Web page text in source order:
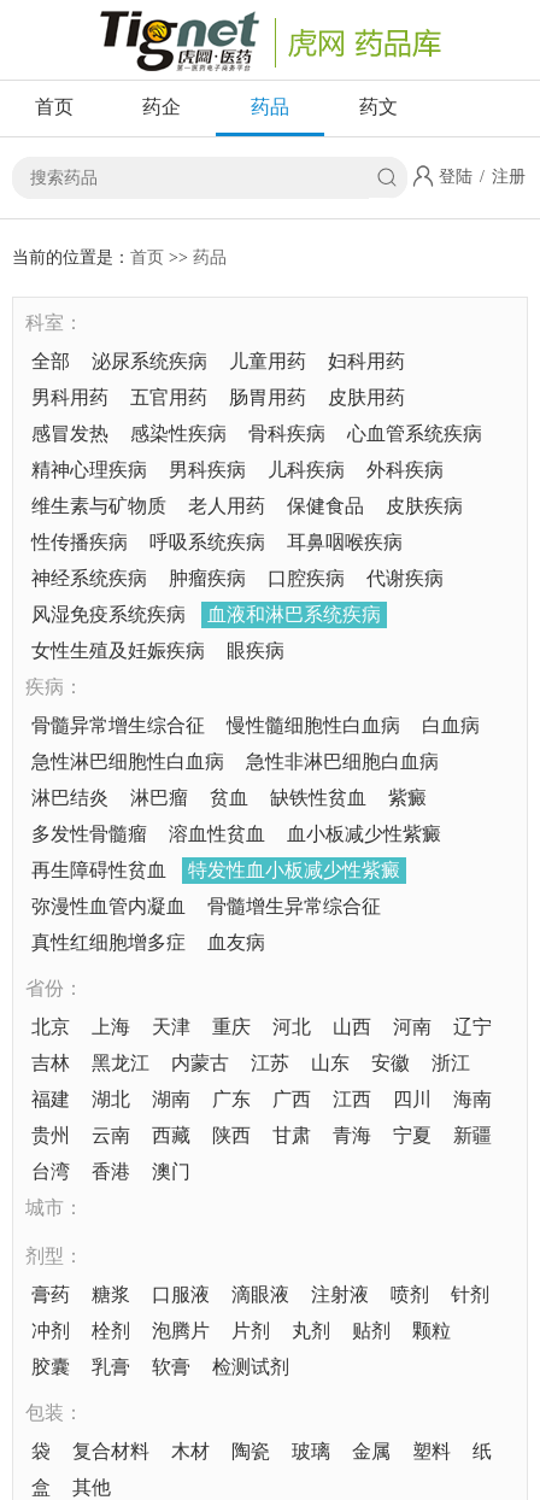
首页 药企 药品 药文
登陆 / 注册
当前的位置是： 首页 >> 药品
科室：
全部
泌尿系统疾病 儿童用药
妇科用药
男科用药
五官用药 肠胃用药
皮肤用药
感冒发热
感染性疾病 骨科疾病
心血管系统疾病
精神心理疾病
男科疾病 儿科疾病
外科疾病
维生素与矿物质
老人用药 保健食品
皮肤疾病
性传播疾病
呼吸系统疾病
耳鼻咽喉疾病
神经系统疾病
肿瘤疾病 口腔疾病
代谢疾病
风湿免疫系统疾病
血液和淋巴系统疾病
女性生殖及妊娠疾病
眼疾病
疾病：
骨髓异常增生综合征
慢性髓细胞性白血病
白血病
急性淋巴细胞性白血病
急性非淋巴细胞白血病
淋巴结炎
淋巴瘤 贫血 缺铁性贫血
紫癜
多发性骨髓瘤
溶血性贫血
血小板减少性紫癜
再生障碍性贫血
特发性血小板减少性紫癜
弥漫性血管内凝血
骨髓增生异常综合征
真性红细胞增多症
血友病
省份：
北京
上海 天津 重庆 河北 山西 河南
辽宁
吉林
黑龙江 内蒙古 江苏 山东 安徽
浙江
福建
湖北 湖南 广东 广西 江西 四川
海南
贵州
云南 西藏 陕西 甘肃 青海 宁夏
新疆
台湾
香港
澳门
城市：
剂型：
膏药
糖浆 口服液 滴眼液 注射液 喷剂
针剂
冲剂
栓剂 泡腾片 片剂 丸剂 贴剂
颗粒
胶囊
乳膏 软膏 检测试剂
包装：
袋
复合材料 木材 陶瓷 玻璃 金属 塑料
纸
盒
其他